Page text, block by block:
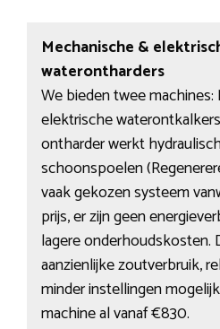
Mechanische &
waterontharders
We bieden twee
elektrische
ontharder werkt
schoonspoelen
vaak gekozen systeem
prijs, er zijn geen
lagere onderhoudskosten.
aanzienlijke zoutverbruik,
minder instellingen
machine al vanaf €830.